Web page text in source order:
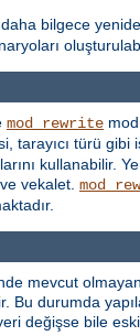
bilgece
mod_rewrite
tarayıcı türü gibi
vekalet.
mevcut
Bu durumda
değişse bile